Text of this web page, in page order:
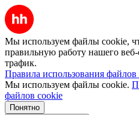
Мы используем файлы cookie,
правильную работу нашего веб-
трафик.
Правила использования файлов
Мы используем файлы cookie.
файлов cookie
Понятно